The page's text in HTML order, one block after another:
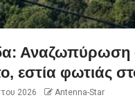
Αναζωπύρωση
εστία φωτιάς
2026 Antenna-Star